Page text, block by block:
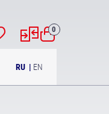
RU | EN
0